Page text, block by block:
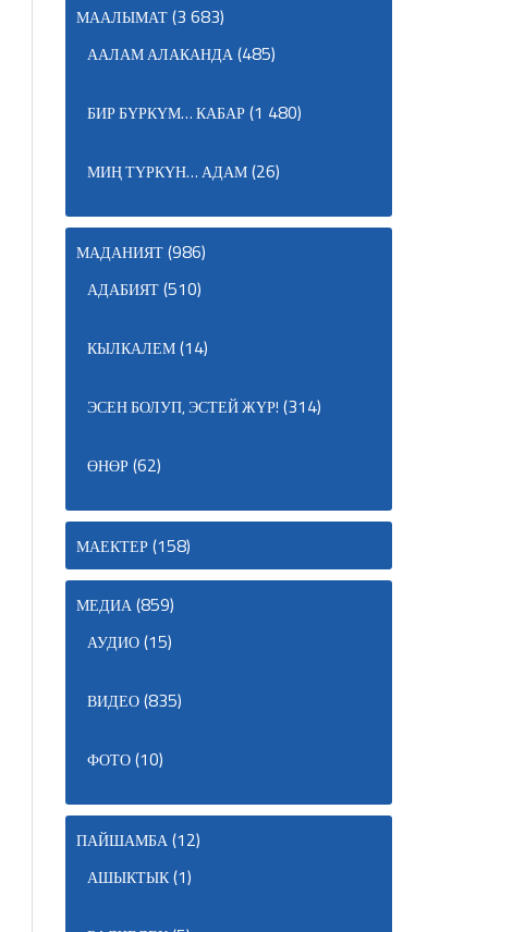
МААЛЫМАТ(3 683)
ААЛАМ АЛАКАНДА(485)
БИР БҮРКҮМ… КАБАР(1 480)
МИҢ ТҮРКҮН… АДАМ(26)
МАДАНИЯТ(986)
АДАБИЯТ(510)
КЫЛКАЛЕМ(14)
ЭСЕН БОЛУП, ЭСТЕЙ ЖҮР! (314)
ӨНӨР(62)
МАЕКТЕР(158)
МЕДИА(859)
АУДИО(15)
ВИДЕО(835)
ФОТО(10)
ПАЙШАМБА(12)
АШЫКТЫК(1)